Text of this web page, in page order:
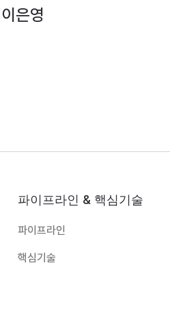
이은영
파이프라인 & 핵심기술
파이프라인
핵심기술